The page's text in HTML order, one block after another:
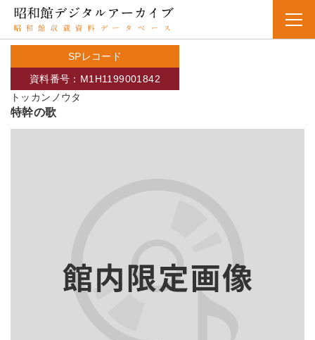
SPレコード
トッカンノウタ
資料番号：M1H1199001842
特幹の歌